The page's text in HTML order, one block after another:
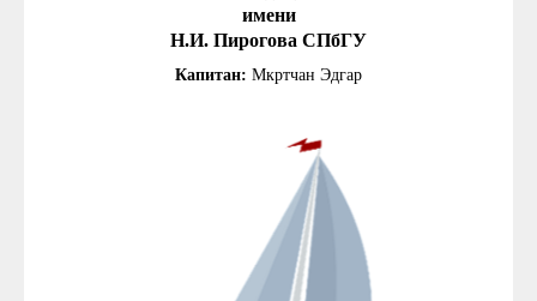
имени
Н.И. Пирогова СПбГУ
Капитан: Мкртчан Эдгар